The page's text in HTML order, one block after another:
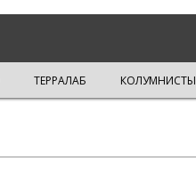
ТЕРРАЛАБ КОЛУМНИСТЫ